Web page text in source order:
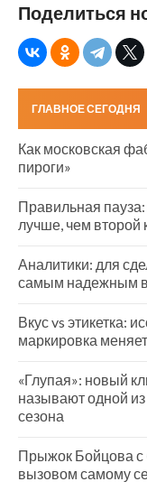
Поделиться
ГЛАВНОЕ СЕГОДНЯ
Как московская
пироги»
Правильная
лучше, чем второй
Аналитики: для
самым надежным
Вкус vs этикетка:
маркировка
«Глупая»: новый
называют одной
сезона
Прыжок Бойцова с
вызовом самому